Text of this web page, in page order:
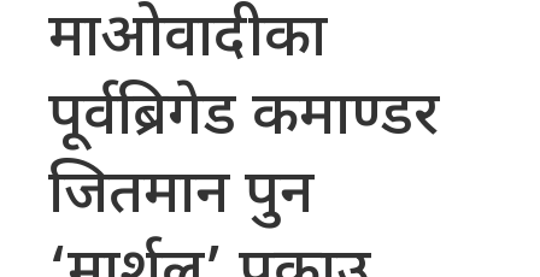
माओवादीका
पूर्वब्रिगेड कमाण्डर
जितमान पुन